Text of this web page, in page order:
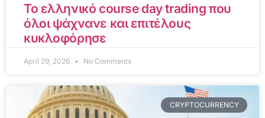
Το ελληνικό course day trading που
όλοι ψάχνανε και επιτέλους
κυκλοφόρησε
April 29, 2026 No Comments
CRYPTOCURRENCY